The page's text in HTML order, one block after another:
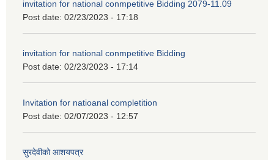
invitation for national conmpetitive Bidding 2079-11.09
Post date: 02/23/2023 - 17:18
invitation for national conmpetitive Bidding
Post date: 02/23/2023 - 17:14
Invitation for natioanal completition
Post date: 02/07/2023 - 12:57
सुरदेवीको आशयपत्र